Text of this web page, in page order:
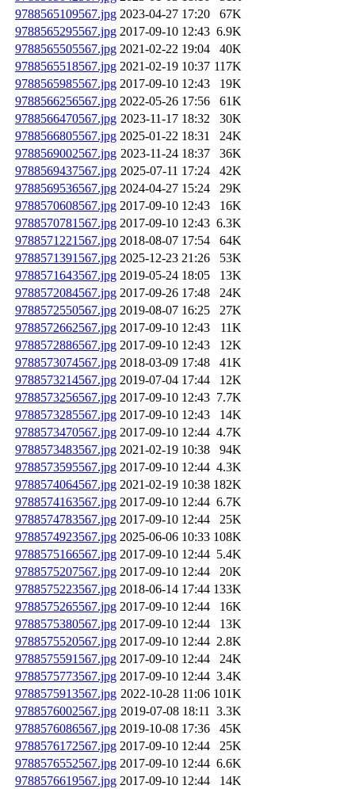
9788565109567.jpg 2023-04-27 17:20
67K
9788565295567.jpg 2017-09-10 12:43 6.9K
9788565505567.jpg 2021-02-22 19:04
40K
9788565518567.jpg 2021-02-19 10:37 117K
9788565985567.jpg 2017-09-10 12:43
19K
9788566256567.jpg 2022-05-26 17:56
61K
9788566470567.jpg 2023-11-17 18:32
30K
9788566805567.jpg 2025-01-22 18:31
24K
9788569002567.jpg 2023-11-24 18:37
36K
9788569437567.jpg 2025-07-11 17:24
42K
9788569536567.jpg 2024-04-27 15:24
29K
9788570608567.jpg 2017-09-10 12:43
16K
9788570781567.jpg 2017-09-10 12:43 6.3K
9788571221567.jpg 2018-08-07 17:54
64K
9788571391567.jpg 2025-12-23 21:26
53K
9788571643567.jpg 2019-05-24 18:05
13K
9788572084567.jpg 2017-09-26 17:48
24K
9788572550567.jpg 2019-08-07 16:25
27K
9788572662567.jpg 2017-09-10 12:43
11K
9788572886567.jpg 2017-09-10 12:43
12K
9788573074567.jpg 2018-03-09 17:48
41K
9788573214567.jpg 2019-07-04 17:44
12K
9788573256567.jpg 2017-09-10 12:43 7.7K
9788573285567.jpg 2017-09-10 12:43
14K
9788573470567.jpg 2017-09-10 12:44 4.7K
9788573483567.jpg 2021-02-19 10:38
94K
9788573595567.jpg 2017-09-10 12:44 4.3K
9788574064567.jpg 2021-02-19 10:38 182K
9788574163567.jpg 2017-09-10 12:44 6.7K
9788574783567.jpg 2017-09-10 12:44
25K
9788574923567.jpg 2025-06-06 10:33 108K
9788575166567.jpg 2017-09-10 12:44 5.4K
9788575207567.jpg 2017-09-10 12:44
20K
9788575223567.jpg 2018-06-14 17:44 133K
9788575265567.jpg 2017-09-10 12:44
16K
9788575380567.jpg 2017-09-10 12:44
13K
9788575520567.jpg 2017-09-10 12:44 2.8K
9788575591567.jpg 2017-09-10 12:44
24K
9788575773567.jpg 2017-09-10 12:44 3.4K
9788575913567.jpg 2022-10-28 11:06 101K
9788576002567.jpg 2019-07-08 18:11 3.3K
9788576086567.jpg 2019-10-08 17:36
45K
9788576172567.jpg 2017-09-10 12:44
25K
9788576552567.jpg 2017-09-10 12:44 6.6K
9788576619567.jpg 2017-09-10 12:44
14K